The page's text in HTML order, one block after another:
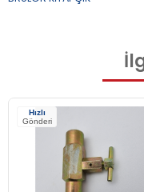
Hızlı
Gönderi